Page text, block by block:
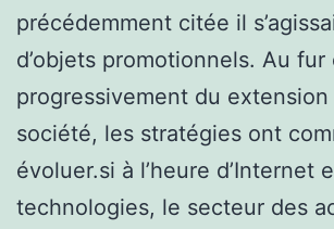
précédemment citée il
d’objets promotionnels. Au fur
progressivement du
société, les stratégies ont
évoluer.si à l’heure d’Internet
technologies, le secteur des